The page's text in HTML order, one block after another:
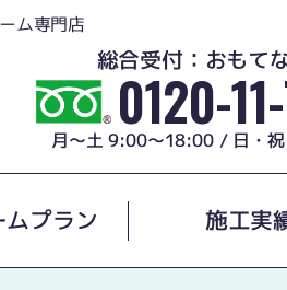
ム専門店
総合受付：おもて
0120-
月～土 9:00～18:00 / 日・
ムプラン 施工実